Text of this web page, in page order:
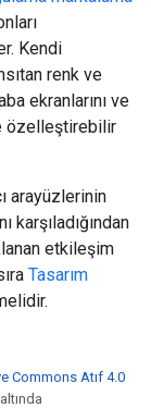
Kendi
renk ve
ekranlarını ve
özelleştirebilir
arayüzlerinin
karşıladığından
etkileşim
Tasarım
Commons Atıf 4.0
altında